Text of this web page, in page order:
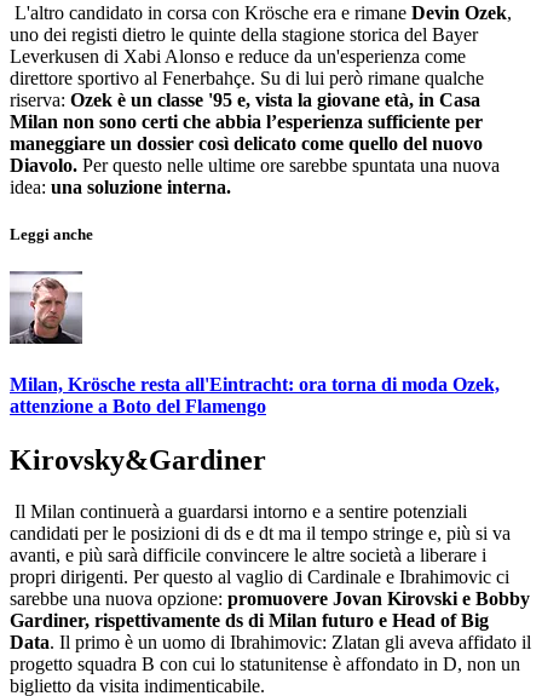
L'altro candidato in corsa con Krösche era e rimane Devin Ozek,
uno dei registi dietro le quinte della stagione storica del Bayer
Leverkusen di Xabi Alonso e reduce da un'esperienza come
direttore sportivo al Fenerbahçe. Su di lui però rimane qualche
riserva: Ozek è un classe '95 e, vista la giovane età, in Casa
Milan non sono certi che abbia l’esperienza sufficiente per
maneggiare un dossier così delicato come quello del nuovo
Diavolo. Per questo nelle ultime ore sarebbe spuntata una nuova
idea: una soluzione interna.
Leggi anche
Milan, Krösche resta all'Eintracht: ora torna di moda Ozek,
attenzione a Boto del Flamengo
Kirovsky&Gardiner
Il Milan continuerà a guardarsi intorno e a sentire potenziali
candidati per le posizioni di ds e dt ma il tempo stringe e, più si va
avanti, e più sarà difficile convincere le altre società a liberare i
propri dirigenti. Per questo al vaglio di Cardinale e Ibrahimovic ci
sarebbe una nuova opzione: promuovere Jovan Kirovski e Bobby
Gardiner, rispettivamente ds di Milan futuro e Head of Big
Data. Il primo è un uomo di Ibrahimovic: Zlatan gli aveva affidato il
progetto squadra B con cui lo statunitense è affondato in D, non un
biglietto da visita indimenticabile.